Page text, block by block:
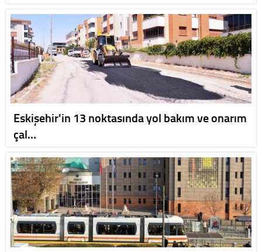
Eskişehir'in 13 noktasında yol bakım ve onarım
çal…